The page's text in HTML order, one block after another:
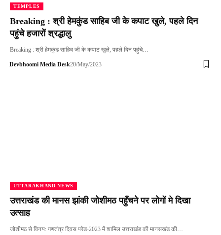
TEMPLES
Breaking : श्री हेमकुंड साहिब जी के कपाट खुले, पहले दिन
पहुंचे हजारों श्रद्धालु
Breaking : श्री हेमकुंड साहिब जी के कपाट खुले, पहले दिन पहुंचे…
Devbhoomi Media Desk20/May/2023
UTTARAKHAND NEWS
उत्तराखंड की मानस झांकी जोशीमठ पहुँचने पर लोगों मे दिखा
उत्साह
जोशीमठ से विनय: गणतंत्र दिवस परेड-2023 में शामिल उत्तराखंड की मानसखंड की…